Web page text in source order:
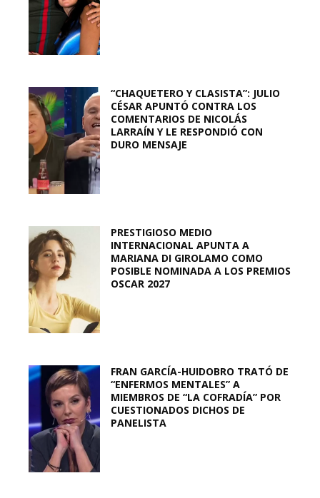
“CHAQUETERO Y CLASISTA”: JULIO
CÉSAR APUNTÓ CONTRA LOS
COMENTARIOS DE NICOLÁS
LARRAÍN Y LE RESPONDIÓ CON
DURO MENSAJE
PRESTIGIOSO MEDIO
INTERNACIONAL APUNTA A
MARIANA DI GIROLAMO COMO
POSIBLE NOMINADA A LOS PREMIOS
OSCAR 2027
FRAN GARCÍA-HUIDOBRO TRATÓ DE
“ENFERMOS MENTALES” A
MIEMBROS DE “LA COFRADÍA” POR
CUESTIONADOS DICHOS DE
PANELISTA